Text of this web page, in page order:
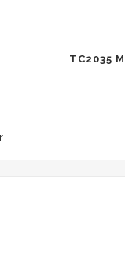
TC2035